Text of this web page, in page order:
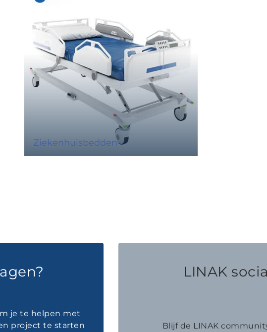
Ziekenhuisbedden
je te helpen met
project te starten
LINAK
Blijf de LINAK